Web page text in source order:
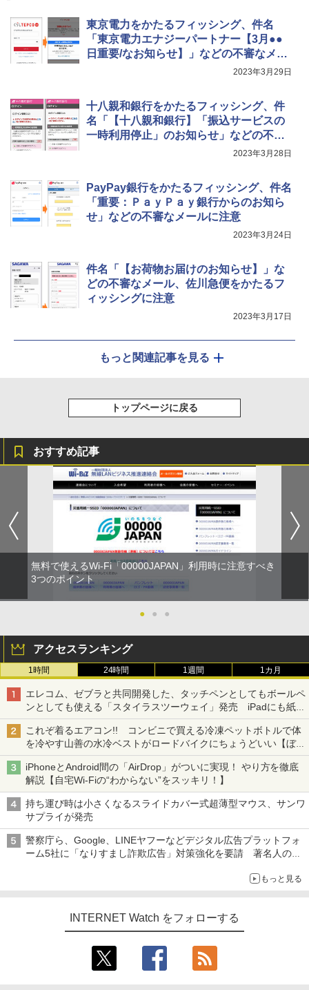
東京電力をかたるフィッシング、件名
「東京電力エナジーパートナー【3月●●
日重要/なお知らせ】」などの不審なメー
2023年3月29日
十八親和銀行をかたるフィッシング、件
名「【十八親和銀行】「振込サービスの
一時利用停止」のお知らせ」などの不審
2023年3月28日
PayPay銀行をかたるフィッシング、件名
「重要：ＰａｙＰａｙ銀行からのお知ら
せ」などの不審なメールに注意
2023年3月24日
件名「【お荷物お届けのお知らせ】」な
どの不審なメール、佐川急便をかたるフ
ィッシングに注意
2023年3月17日
もっと関連記事を見る
トップページに戻る
おすすめ記事
無料で使えるWi-Fi「00000JAPAN」利用時に注意すべき
3つのポイント
● ● ●
アクセスランキング
1時間 24時間 1週間 1カ月
エレコム、ゼブラと共同開発した、タッチペンとしてもボールペ
ンとしても使える「スタイラスツーウェイ」発売 iPadにも紙に
も、持ち替えずに書き込める
これぞ着るエアコン!! コンビニで買える冷凍ペットボトルで体
を冷やす山善の水冷ベストがロードバイクにちょうどいい【ぼっ
ち・ざ・ろーど！その14】【空いた時間でなにしてる？】
iPhoneとAndroid間の「AirDrop」がついに実現！ やり方を徹底
解説【自宅Wi-Fiの“わからない”をスッキリ！】
持ち運び時は小さくなるスライドカバー式超薄型マウス、サンワ
サプライが発売
警察庁ら、Google、LINEヤフーなどデジタル広告プラットフォ
ーム5社に「なりすまし詐欺広告」対策強化を要請 著名人の写
もっと見る
INTERNET Watch をフォローする